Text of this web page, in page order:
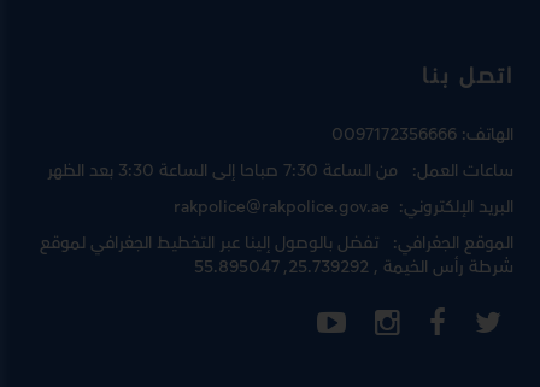
اتصل بنا
الهاتف:0097172356666
ساعات العمل: من الساعة 7:30 صباحا إلى الساعة 3:30 بعد الظهر
البريد الإلكتروني:rakpolice@rakpolice.gov.ae
الموقع الجغرافي: تفضل بالوصول إلينا عبرالتخطيط الجغرافي لموقع
شرطة رأس الخيمة, 25.739292, 55.895047